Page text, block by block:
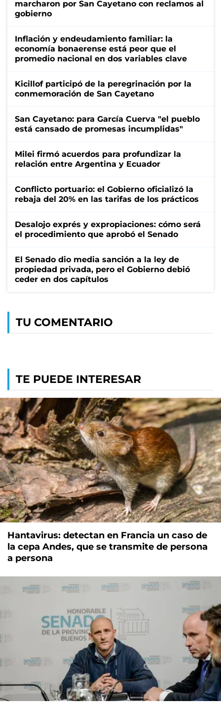
marcharon por San Cayetano con reclamos al
gobierno
Inflación y endeudamiento familiar: la
economía bonaerense está peor que el
promedio nacional en dos variables clave
Kicillof participó de la peregrinación por la
conmemoración de San Cayetano
San Cayetano: para García Cuerva "el pueblo
está cansado de promesas incumplidas"
Milei firmó acuerdos para profundizar la
relación entre Argentina y Ecuador
Conflicto portuario: el Gobierno oficializó la
rebaja del 20% en las tarifas de los prácticos
Desalojo exprés y expropiaciones: cómo será
el procedimiento que aprobó el Senado
El Senado dio media sanción a la ley de
propiedad privada, pero el Gobierno debió
ceder en dos capítulos
TU COMENTARIO
TE PUEDE INTERESAR
Hantavirus: detectan en Francia un caso de
la cepa Andes, que se transmite de persona
a persona